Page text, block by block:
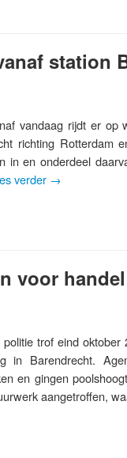
station
vandaag rijdt er op
richting Rotterdam
in en onderdeel
verder →
voor
trof eind oktober
in Barendrecht.
en gingen
aangetroffen,